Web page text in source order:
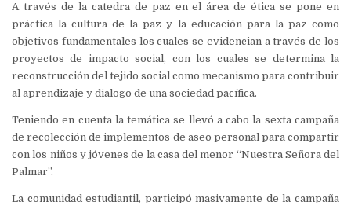
A través de la catedra de paz en el área de ética se pone en
práctica la cultura de la paz y la educación para la paz como
objetivos fundamentales los cuales se evidencian a través de los
proyectos de impacto social, con los cuales se determina la
reconstrucción del tejido social como mecanismo para contribuir
al aprendizaje y dialogo de una sociedad pacífica.
Teniendo en cuenta la temática se llevó a cabo la sexta campaña
de recolección de implementos de aseo personal para compartir
con los niños y jóvenes de la casa del menor “Nuestra Señora del
Palmar”.
La comunidad estudiantil, participó masivamente de la campaña